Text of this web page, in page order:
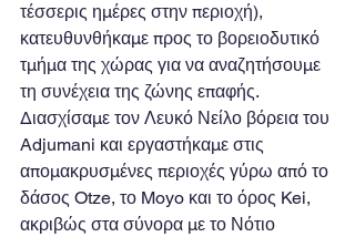
τέσσερις ημέρες στην περιοχή),
κατευθυνθήκαμε προς το βορειοδυτικό
τμήμα της χώρας για να αναζητήσουμε
τη συνέχεια της ζώνης επαφής.
Διασχίσαμε τον Λευκό Νείλο βόρεια του
Adjumani και εργαστήκαμε στις
απομακρυσμένες περιοχές γύρω από το
δάσος Otze, το Moyo και το όρος Kei,
ακριβώς στα σύνορα με το Νότιο